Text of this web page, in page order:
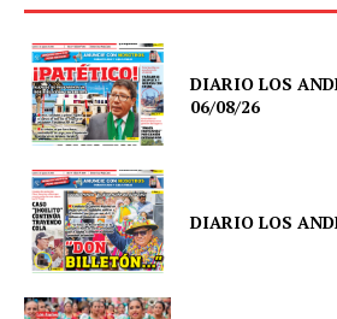
DIARIO LOS
06/08/26
DIARIO LOS